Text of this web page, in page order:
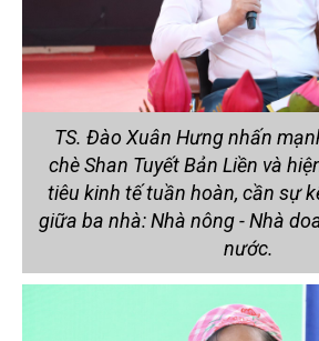
TS. Đào Xuân Hưng nhấn
chè Shan Tuyết Bản Liền và
tiêu kinh tế tuần hoàn, cần sự
giữa ba nhà: Nhà nông - Nhà
nước.